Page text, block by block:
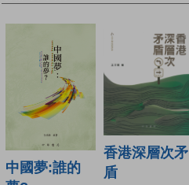
中國夢:誰的
香港深層次矛
盾